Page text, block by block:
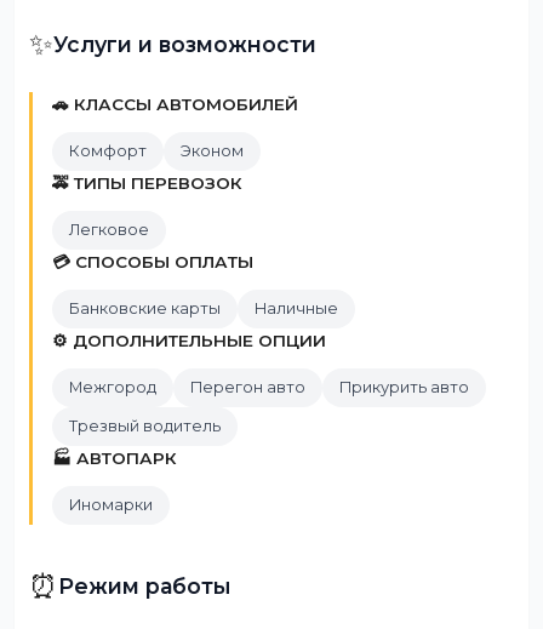
✨Услуги и возможности
🚗 КЛАССЫ АВТОМОБИЛЕЙ
Комфорт Эконом
🚕 ТИПЫ ПЕРЕВОЗОК
Легковое
💳 СПОСОБЫ ОПЛАТЫ
Банковские карты Наличные
⚙️ ДОПОЛНИТЕЛЬНЫЕ ОПЦИИ
Межгород Перегон авто Прикурить авто
Трезвый водитель
🏭 АВТОПАРК
Иномарки
⏰ Режим работы